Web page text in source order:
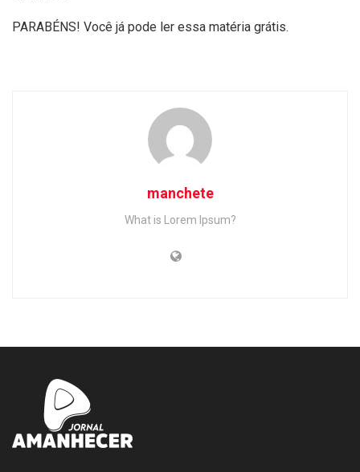
PARABÉNS! Você já pode ler essa matéria grátis.
manchete
What is Lorem Ipsum?